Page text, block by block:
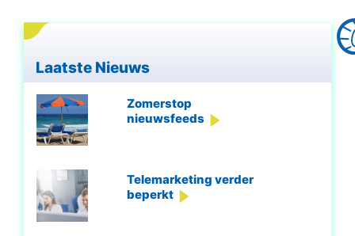
Laatste Nieuws
Zomerstop
nieuwsfeeds
Telemarketing verder
beperkt